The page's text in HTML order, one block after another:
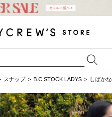
スナップ B.C STOCK LADYS しばか